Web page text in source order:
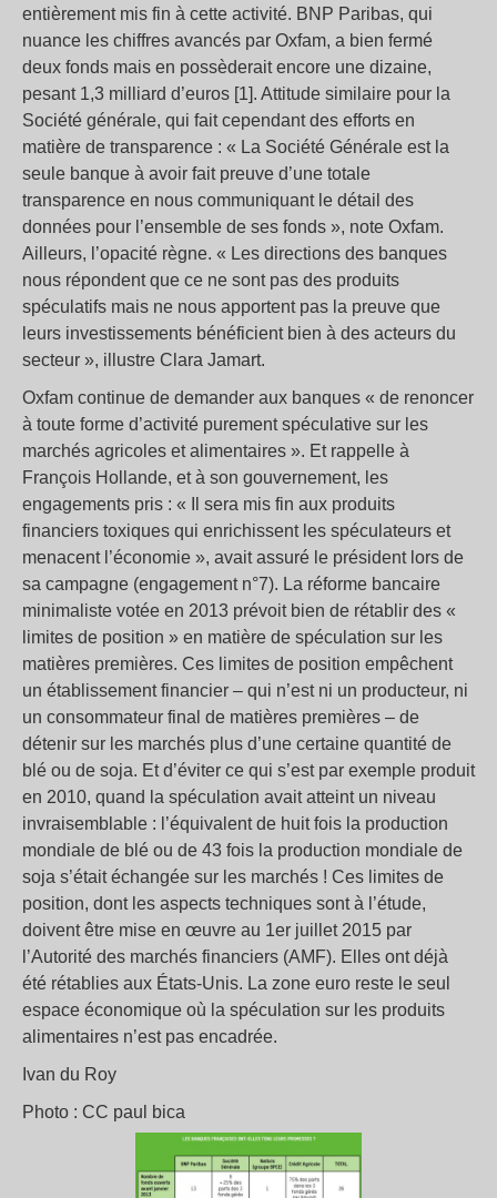
entièrement mis fin à cette activité. BNP Paribas, qui
nuance les chiffres avancés par Oxfam, a bien fermé
deux fonds mais en possèderait encore une dizaine,
pesant 1,3 milliard d’euros [1]. Attitude similaire pour la
Société générale, qui fait cependant des efforts en
matière de transparence : « La Société Générale est la
seule banque à avoir fait preuve d’une totale
transparence en nous communiquant le détail des
données pour l’ensemble de ses fonds », note Oxfam.
Ailleurs, l’opacité règne. « Les directions des banques
nous répondent que ce ne sont pas des produits
spéculatifs mais ne nous apportent pas la preuve que
leurs investissements bénéficient bien à des acteurs du
secteur », illustre Clara Jamart.
Oxfam continue de demander aux banques « de renoncer
à toute forme d’activité purement spéculative sur les
marchés agricoles et alimentaires ». Et rappelle à
François Hollande, et à son gouvernement, les
engagements pris : « Il sera mis fin aux produits
financiers toxiques qui enrichissent les spéculateurs et
menacent l’économie », avait assuré le président lors de
sa campagne (engagement n°7). La réforme bancaire
minimaliste votée en 2013 prévoit bien de rétablir des «
limites de position » en matière de spéculation sur les
matières premières. Ces limites de position empêchent
un établissement financier – qui n’est ni un producteur, ni
un consommateur final de matières premières – de
détenir sur les marchés plus d’une certaine quantité de
blé ou de soja. Et d’éviter ce qui s’est par exemple produit
en 2010, quand la spéculation avait atteint un niveau
invraisemblable : l’équivalent de huit fois la production
mondiale de blé ou de 43 fois la production mondiale de
soja s’était échangée sur les marchés ! Ces limites de
position, dont les aspects techniques sont à l’étude,
doivent être mise en œuvre au 1er juillet 2015 par
l’Autorité des marchés financiers (AMF). Elles ont déjà
été rétablies aux États-Unis. La zone euro reste le seul
espace économique où la spéculation sur les produits
alimentaires n’est pas encadrée.
Ivan du Roy
Photo : CC paul bica